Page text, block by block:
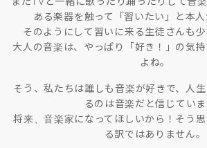
ある楽器を触って「習いたい」と本人
そのようにして習いに来る生徒さんも少
大人の音楽は、やっぱり「好き！」の気
よね。
そう、私たちは誰しも音楽が好きで、人
るのは音楽だと信じていま
将来、音楽家になってほしいから！そう
る訳ではありません。